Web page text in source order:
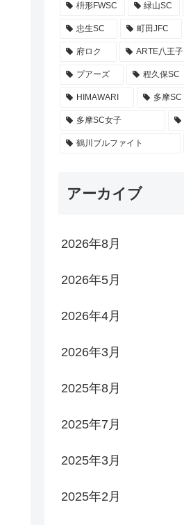
枡形FWSC 緑山SC
忠生SC 町田JFC
府ロク ARTE八王子
プアーズ 程久保SC
HIMAWARI 多摩SC
多摩SC女子
鶴川ブルファイト
アーカイブ
2026年8月
2026年5月
2026年4月
2026年3月
2025年8月
2025年7月
2025年3月
2025年2月